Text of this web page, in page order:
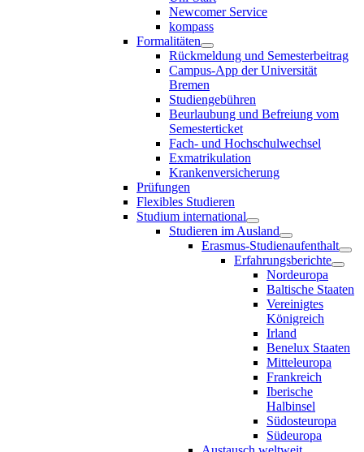
Newcomer Service
kompass
Formalitäten
Rückmeldung und Semesterbeitrag
Campus-App der Universität
Bremen
Studiengebühren
Beurlaubung und Befreiung vom
Semesterticket
Fach- und Hochschulwechsel
Exmatrikulation
Krankenversicherung
Prüfungen
Flexibles Studieren
Studium international
Studieren im Ausland
Erasmus-Studienaufenthalt
Erfahrungsberichte
Nordeuropa
Baltische Staaten
Vereinigtes
Königreich
Irland
Benelux Staaten
Mitteleuropa
Frankreich
Iberische
Halbinsel
Südosteuropa
Südeuropa